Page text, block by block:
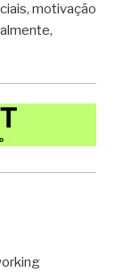
motivação